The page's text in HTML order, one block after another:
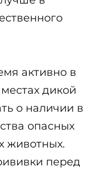
активно в
дикой
о наличии в
опасных
животных.
перед